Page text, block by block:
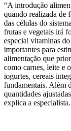
“A introdução
quando realizada de
das células do
frutas e vegetais irá
especial vitaminas
importantes para
alimentação que
como carnes, leite e
iogurtes, cereais
fundamentais. Além
quantidades
explica a especialista.